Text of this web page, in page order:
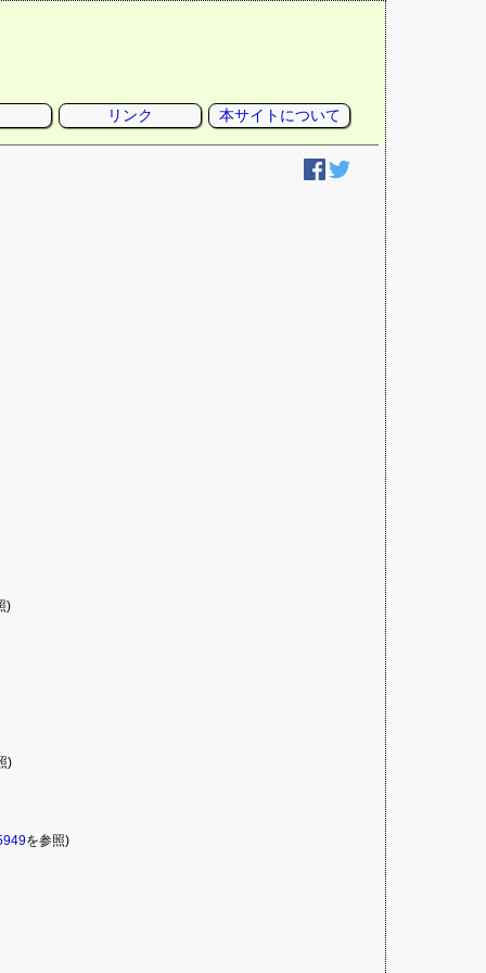
リンク 本サイトについて
)
)
を参照)